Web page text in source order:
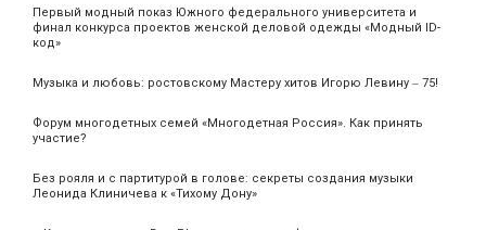
Первый модный показ Южного федерального университета и
финал конкурса проектов женской деловой одежды «Модный ID-
код»
Музыка и любовь: ростовскому Мастеру хитов Игорю Левину ‒ 75!
Форум многодетных семей «Многодетная Россия». Как принять
участие?
Без рояля и с партитурой в голове: секреты создания музыки
Леонида Клиничева к «Тихому Дону»